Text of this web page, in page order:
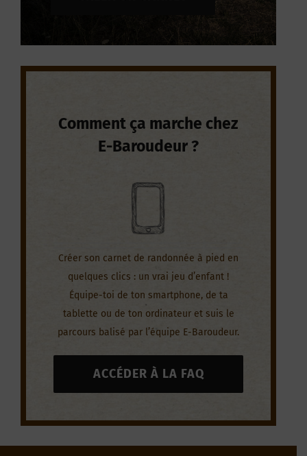
Comment ça marche chez
E-Baroudeur ?
Créer son carnet de randonnée à pied en
quelques clics : un vrai jeu d’enfant !
Équipe-toi de ton smartphone, de ta
tablette ou de ton ordinateur et suis le
parcours balisé par l’équipe E-Baroudeur.
ACCÉDER À LA FAQ